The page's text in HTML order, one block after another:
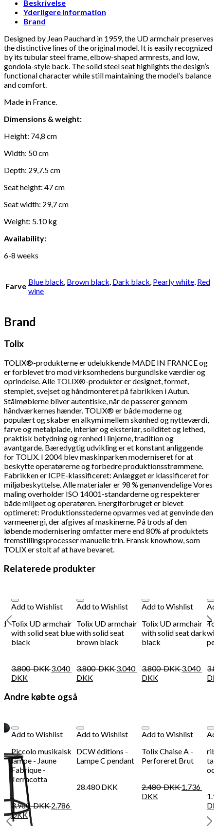
seat
red
wine
antal
Beskrivelse
Yderligere information
Brand
Designed by Jean Pauchard in 1959, the UD armchair preserves
the distinctive lines of the original model. It is easily recognized
by its tubular steel frame, elbow-shaped armrests, and low,
gondola-style back. The solid steel seat highlights the design’s
functional character while still maintaining the model’s balance
and comfort.
Made in France.
Dimensions & weight:
Height: 74,8 cm
Width: 50 cm
Depth: 29,7.5 cm
Seat height: 47 cm
Seat width: 29,7 cm
Weight: 5.10 kg
Availability:
6-8 weeks
Farve Blue black, Brown black, Dark black, Pearly white, Red
wine
Brand
Tolix
TOLIX®-produkterne er udelukkende MADE IN FRANCE og
er forblevet tro mod virksomhedens burgundiske værdier og
oprindelse. Alle TOLIX®-produkter er designet, formet,
stemplet, svejset og håndmonteret på fabrikken i Autun.
Stålmøblerne bliver autentiske, når de passerer gennem
håndværkernes hænder. TOLIX® er både moderne og
populært og skaber en alkymi mellem skønhed og nytteværdi,
farve og metalplade, interiør og eksteriør, soliditet og lethed,
praktisk betydning og renhed i linjerne, tradition og
avantgarde. Bæredygtig udvikling er et konstant anliggende
for TOLIX. I 2004 blev maskinparken moderniseret for at
beskytte operatørerne og forbedre produktionsstrømmene.
Fabrikken er ICPE-klassificeret: Anlægget er klassificeret for
miljøbeskyttelse. Alle materialer er 98 % genanvendelige Vores
maling overholder ISO 14001-standarderne og respekterer
både miljøet og operatøren. Energiforbruget er blevet
optimeret: Produktionsstederne opvarmes ved at genvinde den
varmeenergi, der afgives af maskinerne. På trods af den
løbende modernisering omfatter mere end 80% af produktets
fremstillingsprocesser manuelle trin. Fransk knowhow, som
TOLIX er stolt af at have bevaret.
Relaterede produkter
Add to Wishlist
Tolix UD armchair
with solid seat blue
black
3.800DKK 3.040
DKK
Add to Wishlist
Tolix UD armchair
with solid seat
brown black
3.800DKK 3.040
DKK
Add to Wishlist
Tolix UD armchair
with solid seat dark
black
3.800DKK 3.040
DKK
Andre købte også
Add to Wishlist
Piccolo musikalsk
lampe - Jaune
Fabrique -
Terracotta
3.980DKK 2.786
DKK
Add to Wishlist
DCW éditions -
Lampe C pendant
28.480DKK
Add to Wishlist
Tolix Chaise A -
Perforeret Brut
2.480DKK 1.736
DKK